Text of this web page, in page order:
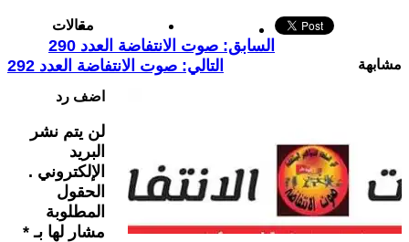
السابق: صوت الانتفاضة العدد 290
التالي: صوت الانتفاضة العدد 292
مقالات
مشابهة
اضف رد
لن يتم نشر
البريد
الإلكتروني .
الحقول
المطلوبة
مشار لها بـ *